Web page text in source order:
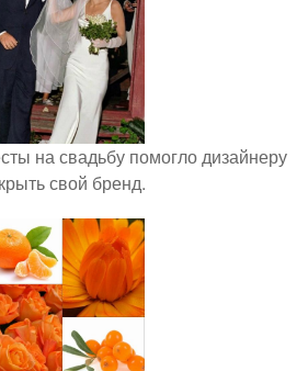
на свадьбу помогло дизайнеру
свой бренд.